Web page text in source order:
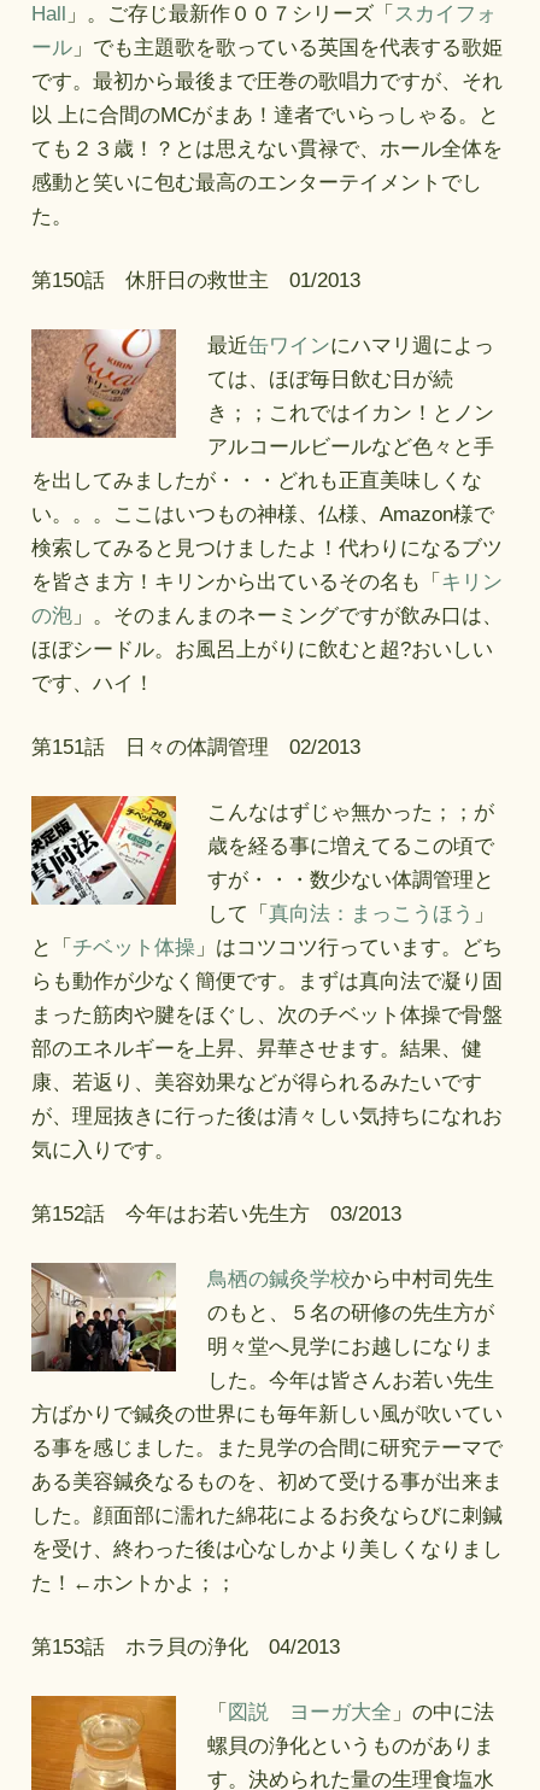
Hall 」。ご存じ最新作００７シリーズ「 スカイフォ
ール 」でも主題歌を歌っている英国を代表する歌姫
です。最初から最後まで圧巻の歌唱力ですが、それ
以 上に合間のMCがまあ！達者でいらっしゃる。と
ても２３歳！？とは思えない貫禄で、ホール全体を
感動と笑いに包む最高のエンターテイメントでし
た。
第150話 休肝日の救世主 01/2013
最近缶ワインにハマリ週によっ
ては、ほぼ毎日飲む日が続
き；；これではイカン！とノン
アルコールビールなど色々と手
を出してみましたが・・・どれも正直美味しくな
い。。。ここはいつもの神様、仏様、Amazon様で
検索してみると見つけましたよ！代わりになるブツ
を皆さま方！キリンから出ているその名も「 キリン
の泡 」。そのまんまのネーミングですが飲み口は、
ほぼシードル。お風呂上がりに飲むと超?おいしい
です、ハイ！
第151話 日々の体調管理 02/2013
こんなはずじゃ無かった；；が
歳を経る事に増えてるこの頃で
すが・・・数少ない体調管理と
して「 真向法：まっこうほう 」
と「 チベット体操 」はコツコツ行っています。どち
らも動作が少なく簡便です。まずは真向法で凝り固
まった筋肉や腱をほぐし、次のチベット体操で骨盤
部のエネルギーを上昇、昇華させます。結果、健
康、若返り、美容効果などが得られるみたいです
が、理屈抜きに行った後は清々しい気持ちになれお
気に入りです。
第152話 今年はお若い先生方 03/2013
鳥栖の鍼灸学校から中村司先生
のもと、５名の研修の先生方が
明々堂へ見学にお越しになりま
した。今年は皆さんお若い先生
方ばかりで鍼灸の世界にも毎年新しい風が吹いてい
る事を感じました。また見学の合間に研究テーマで
ある美容鍼灸なるものを、初めて受ける事が出来ま
した。顔面部に濡れた綿花によるお灸ならびに刺鍼
を受け、終わった後は心なしかより美しくなりまし
た！←ホントかよ；；
第153話 ホラ貝の浄化 04/2013
「 図説 ヨーガ大全 」の中に法
螺貝の浄化というものがありま
す。決められた量の生理食塩水